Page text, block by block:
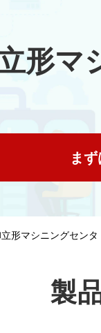
形マ
ま
形マシニングセン
製